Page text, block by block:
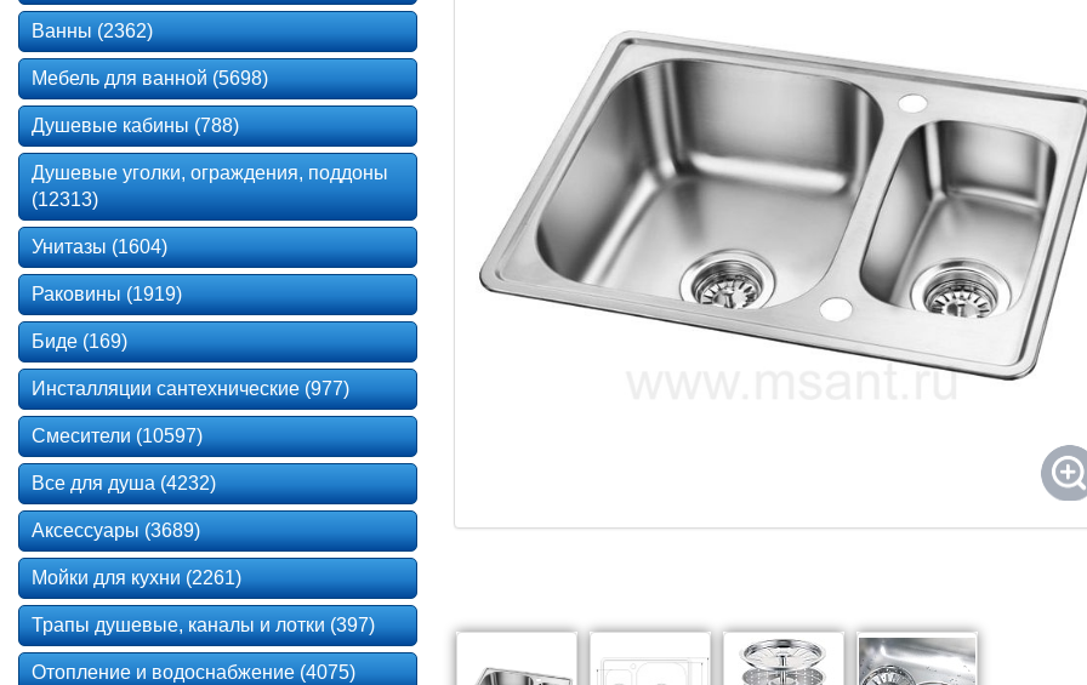
Ванны (2362)
Мебель для ванной (5698)
Душевые кабины (788)
Душевые уголки, ограждения, поддоны
(12313)
Унитазы (1604)
Раковины (1919)
Биде (169)
Инсталляции сантехнические (977)
Смесители (10597)
Все для душа (4232)
Аксессуары (3689)
Мойки для кухни (2261)
Трапы душевые, каналы и лотки (397)
Отопление и водоснабжение (4075)